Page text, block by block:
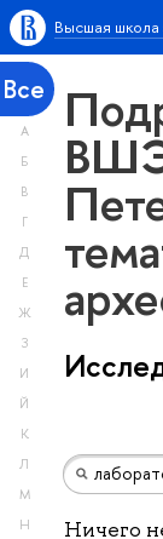
Высшая школа
Все
А
Б
В
Г
Д
Е
Ж
З
И
Й
К
Л
М
Н
Ничего